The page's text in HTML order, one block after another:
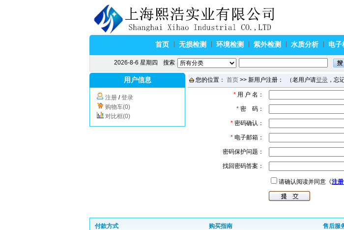
首页 无损检测 环境检测 紫外检测 水质分析 电子
2026-8-6 星期四 搜索
用户信息
注册 /登录
购物车(0)
对比框(0)
您的位置： 首页 >> 新用户注册： （老用户请登录 ，忘
* 用 户 名：
* 密 码：
* 密码确认：
* 电子邮箱：
密码保护问题：
找回密码答案：
请确认阅读并同意《注
付款方式
购买指南
售后服